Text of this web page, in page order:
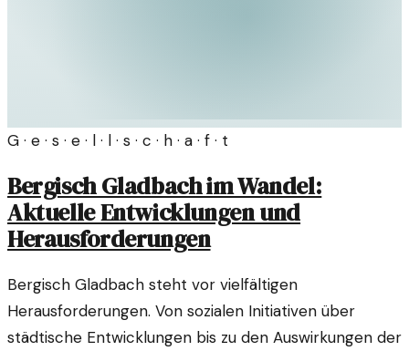
G · e · s · e · l · l · s · c · h · a · f · t
Bergisch Gladbach im Wandel:
Aktuelle Entwicklungen und
Herausforderungen
Bergisch Gladbach steht vor vielfältigen
Herausforderungen. Von sozialen Initiativen über
städtische Entwicklungen bis zu den Auswirkungen der